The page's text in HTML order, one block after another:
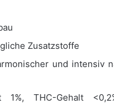
Zusatzstoffe
und intensiv
1%, THC-Gehalt